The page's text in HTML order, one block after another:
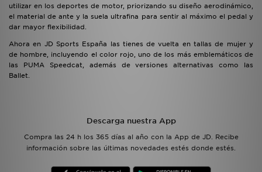
utilizar en los deportes de motor, priorizando su diseño aerodinámico,
el material de ante y la suela ultrafina para sentir al máximo el pedal y
dar mayor flexibilidad.
Ahora en JD Sports España las tienes de vuelta en tallas de mujer y
de hombre, incluyendo el color rojo, uno de los más emblemáticos de
las PUMA Speedcat, además de versiones alternativas como las
Ballet.
Descarga nuestra App
Compra las 24 h los 365 días al año con la App de JD. Recibe
información sobre las últimas novedades estés donde estés.